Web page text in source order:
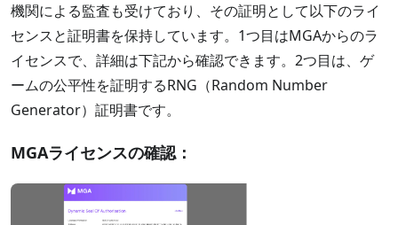
機関による監査も受けており、その証明として以下のライ
センスと証明書を保持しています。1つ目はMGAからのラ
イセンスで、詳細は下記から確認できます。2つ目は、ゲ
ームの公平性を証明するRNG（Random Number
Generator）証明書です。
MGAライセンスの確認：